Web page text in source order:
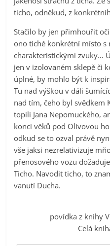
ticho, odněkud, z
Stačilo by jen přimhouřit
ono tiché konkrétní místo
charakteristickými zvuky…
jen v izolovaném sklepě či
úplné, by mohlo být k
Tu nad výškou v dáli
nad tím, čeho byl svědkem
topili Jana Nepomuckého,
konci věků pod Olivovou
odkud se to ozval právě
vše jaksi nezrelativizuje
přenosového vozu
Ticho. Navodit ticho, to
vanutí Ducha.
povídka z knihy
Celá